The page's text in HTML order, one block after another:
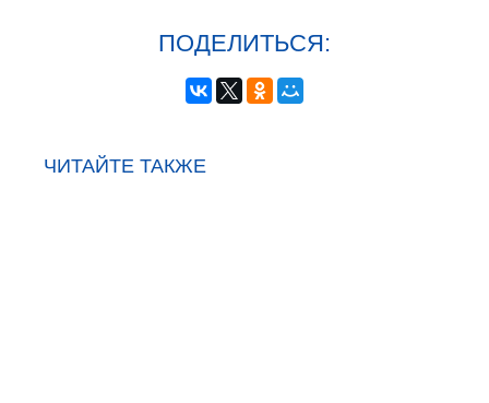
ПОДЕЛИТЬСЯ:
ЧИТАЙТЕ ТАКЖЕ